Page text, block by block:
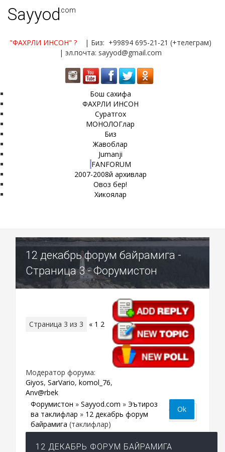
Sayyod.com
"ФАХРЛИ ИНСОН" ?
| Биз: +99894 695-21-21 (+телеграм)
| эл.почта: sayyod@gmail.com
Бош сахифа
ФАХРЛИ ИНСОН
Суратгох
МОНОЛОГлар
Биз
Жавоблар
Jumanji
FANFORUM
2007-2008й архивлар
Овоз бер!
Хикоялар
12 декабрь форум байрамига -
Страница 3 - Форумистон
Страница 3 из 3 « 1 2
Модератор форума:
Giyos, SarVario, komol_76,
Anv@rbek
Форумистон » Sayyod.com » Эътироз
ва таклифлар » 12 декабрь форум
байрамига (таклифлар)
12 ДЕКАБРЬ ФОРУМ БАЙРАМИГА